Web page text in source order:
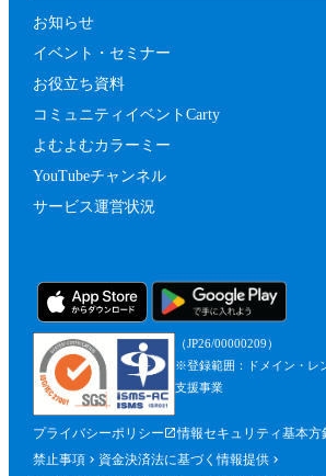
お知らせ
イベント・セミナー
お役立ち資料
コミュニティイベントCarty
よむよむカラーミー
YouTubeチャンネル
サービス運営状況
（JP26/00000209）
※登録範囲：ドメイン・レ
支援事業
プライバシーポリシー 情報セキュリティ基本方
禁止事項
資金決済法に基づく情報提供